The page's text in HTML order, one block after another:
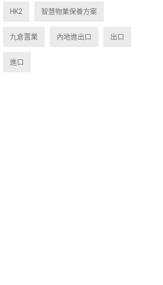
HK2 智慧物業保養方案
九倉置業 內地進出口 出口
進口